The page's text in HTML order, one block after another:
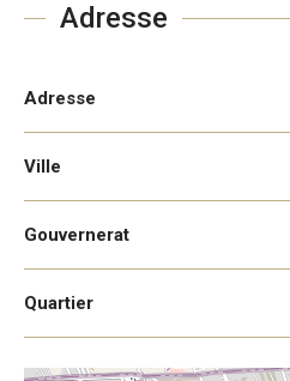
Adresse
Adresse
Ville
Gouvernerat
Quartier